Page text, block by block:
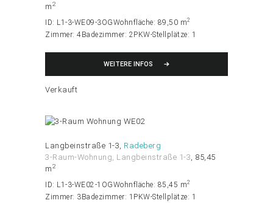
m2
ID: L1-3-WE09-3OGWohnfläche: 89,50 m2
Zimmer: 4Badezimmer: 2 PKW-Stellplätze: 1
WEITERE INFOS
Verkauft
Langbeinstraße 1-3 Radeberg
3-Raum-Wohnung , Langbeinstraße 1-3 85,45
m2
ID: L1-3-WE02-1OGWohnfläche: 85,45 m2
Zimmer: 3Badezimmer: 1 PKW-Stellplätze: 1